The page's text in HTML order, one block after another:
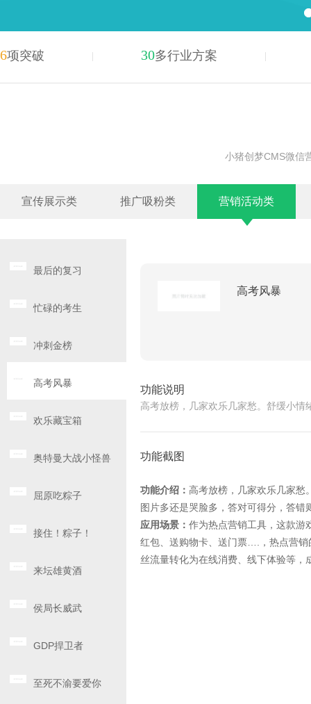
6项突破 30多行业方案
小猪创梦CMS微信
宣传展示类 推广吸粉类 营销活动类
最后的复习
忙碌的考生
冲刺金榜
高考风暴
欢乐藏宝箱
奥特曼大战小怪兽
屈原吃粽子
接住！粽子！
来坛雄黄酒
侯局长威武
GDP捍卫者
至死不渝要爱你
高考风暴
功能说明
高考放榜，几家欢乐几家愁。舒缓小情
功能截图
功能介绍： 高考放榜，几家欢乐几家愁
图片多还是哭脸多，答对可得分，答错
应用场景： 作为热点营销工具，这款游
红包、送购物卡、送门票….，热点营销
丝流量转化为在线消费、线下体验等